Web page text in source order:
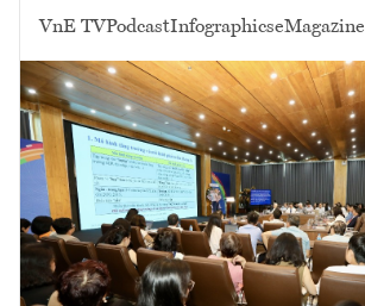
VnE TVPodcastInfographicseMagazine